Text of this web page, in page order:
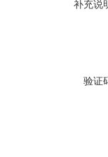
补充说
验证